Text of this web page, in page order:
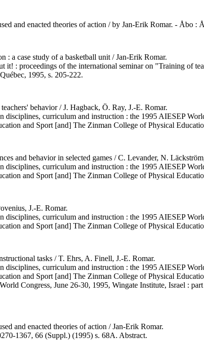
and enacted theories of action / by Jan-Erik Romar. -
: a case study of a basketball unit / Jan-Erik Romar.
it! : proceedings of the international seminar on "Training of
1995, s. 205-222.
behavior / J. Hagback, Ö. Ray, J.-E. Romar.
curriculum and instruction : the 1995 AIESEP
and Sport [and] The Zinman College of Physical
and behavior in selected games / C. Levander, N.
curriculum and instruction : the 1995 AIESEP
and Sport [and] The Zinman College of Physical
J.-E. Romar.
curriculum and instruction : the 1995 AIESEP
and Sport [and] The Zinman College of Physical
tasks / T. Ehrs, A. Finell, J.-E. Romar.
curriculum and instruction : the 1995 AIESEP
and Sport [and] The Zinman College of Physical
Congress, June 26-30, 1995, Wingate Institute, Israel :
and enacted theories of action / Jan-Erik Romar.
1367, 66 (Suppl.) (1995) s. 68A. Abstract.